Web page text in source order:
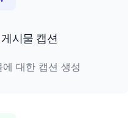
시물 캡션
대한 캡션 생성